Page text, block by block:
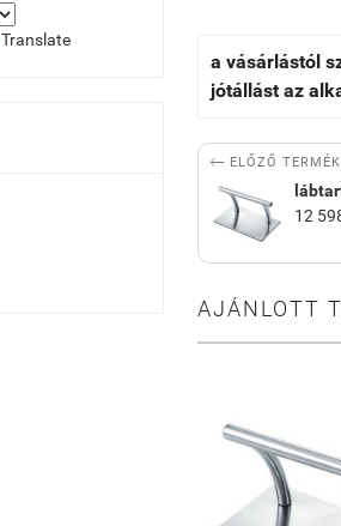
Translate
a vásárlástól
jótállást az
 ELŐZŐ TERMÉK
12
AJÁNLOTT